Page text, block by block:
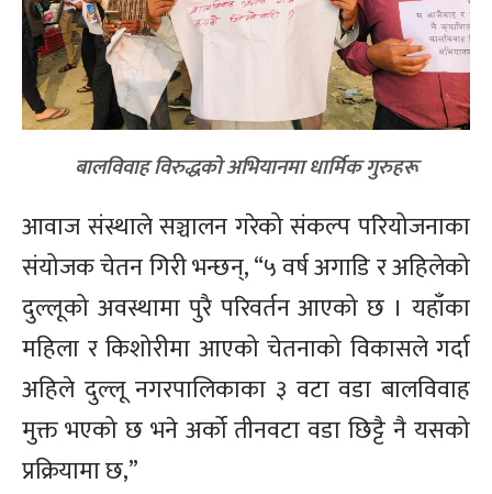
बालविवाह विरुद्धको अभियानमा धार्मिक गुरुहरू
आवाज संस्थाले सञ्चालन गरेको संकल्प परियोजनाका
संयोजक चेतन गिरी भन्छन्, “५ वर्ष अगाडि र अहिलेको
दुल्लूको अवस्थामा पुरै परिवर्तन आएको छ । यहाँका
महिला र किशोरीमा आएको चेतनाको विकासले गर्दा
अहिले दुल्लू नगरपालिकाका ३ वटा वडा बालविवाह
मुक्त भएको छ भने अर्को तीनवटा वडा छिट्टै नै यसको
प्रक्रियामा छ,”